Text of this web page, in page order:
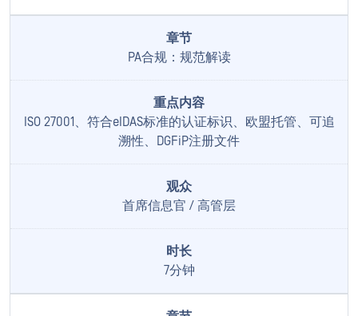
PA合规：规范解读
ISO 27001、符合eIDAS标准的认证标识、欧盟托管、可追
溯性、DGFiP注册文件
首席信息官 / 高管层
7分钟